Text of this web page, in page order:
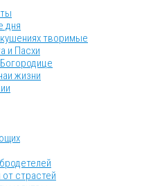
дня
творимые
и Пасхи
жизни
страстей